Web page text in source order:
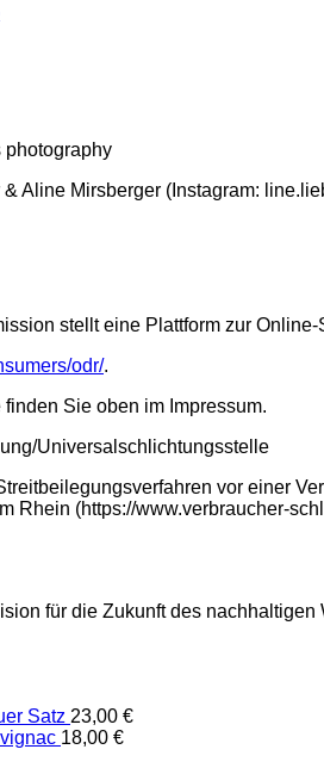
photography
Aline Mirsberger (Instagram:
stellt eine Plattform zur
odr/.
Sie oben im Impressum.
Universalschlichtungsstelle
vor einer
Rhein (https://www.verbraucher-
für die Zukunft des
Satz 23,00 €
18,00 €